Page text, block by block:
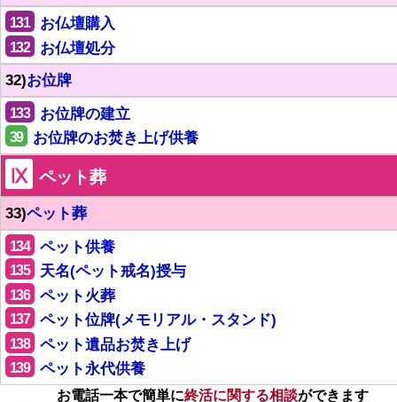
131 お仏壇購入
132
お仏壇処分
32)お位牌
133 お位牌の建立
39 お位牌のお焚き上げ供養
Ⅸ ペット葬
33)ペット葬
134 ペット供養
135 天名(ペット戒名)授与
136 ペット火葬
137 ペット位牌(メモリアル・スタンド)
138 ペット遺品お焚き上げ
139 ペット永代供養
お電話一本で簡単に終活に関する相談ができます